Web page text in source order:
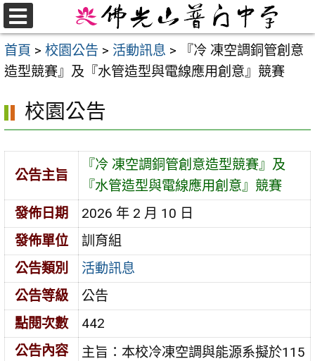
跳
至
主
要
首頁 > 校園公告 > 活動訊息 >
『冷 凍空調銅管創意
造型競賽』及『水管造型與電線應用創意』競賽
校園公告
公告主旨
『冷 凍空調銅管創意造型競賽』及
『水管造型與電線應用創意』競賽
發佈日期
2026 年 2 月 10 日
發佈單位
訓育組
公告類別
活動訊息
公告等級
公告
點閱次數
442
公告內容
主旨：本校冷凍空調與能源系擬於115
選
單